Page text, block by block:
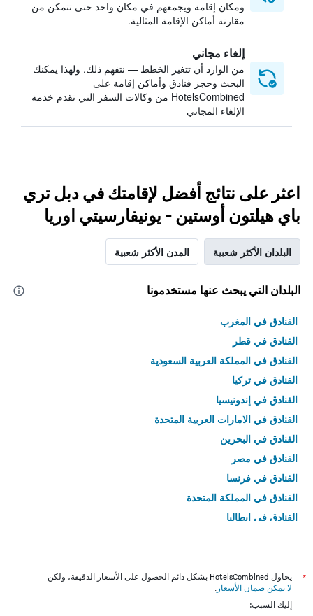
ومكان إقامة ويجمعهم في مكان واحد حتى تتمكن من
مقارنة أماكن الإقامة المثالية.
إلغاء مجاني
من الوارد أن تتغير الخطط — نتفهم ذلك. ولهذا يمكنك
البحث وحجز فنادق وأماكن إقامة على
HotelsCombined من وكالات السفر التي تقدم خدمة
الإلغاء المجاني
اعثر على نتائج أفضل لإقامتك في دبل تري
باي هيلتون أوستين - يونيفارسيتي اوريا
البلدان الأكثر شعبية المدن الأكثر شعبية
البلدان التي يبحث عنها مستخدمونا
الفنادق في المغرب
الفنادق في قطر
الفنادق في المملكة العربية السعودية
الفنادق في تركيا
الفنادق في إندونيسيا
الفنادق في الامارات العربية المتحدة
الفنادق في البحرين
الفنادق في مصر
الفنادق في فرنسا
الفنادق في المملكة المتحدة
الفنادق في إيطاليا
*
يحاول HotelsCombined بشكل دائم الحصول على الأسعار الدقيقة، ولكن
لا يمكن ضمان الأسعار .
إليك السبب: